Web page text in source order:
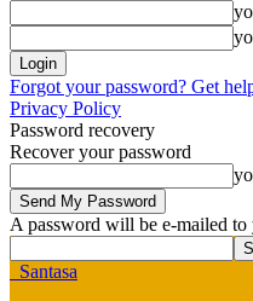
Forgot your password? Get
Privacy Policy
Password recovery
Recover your password
A password will be e-mailed to
Santasa